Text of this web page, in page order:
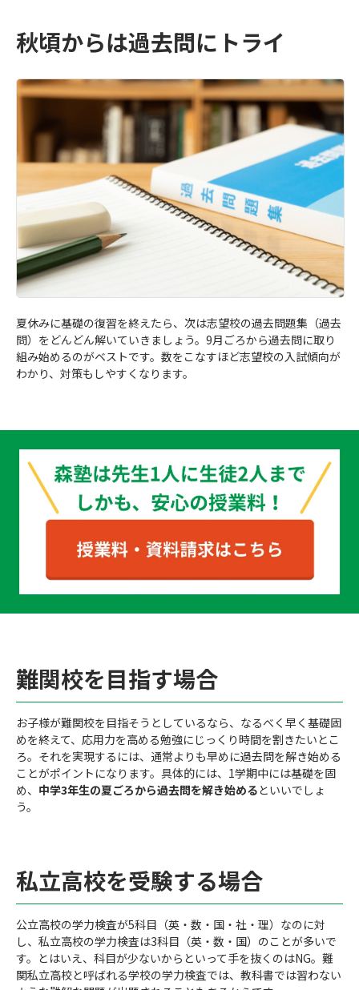
秋頃からは過去問にトライ
夏休みに基礎の復習を終えたら、次は志望校の過去問題集（過去
問）をどんどん解いていきましょう。9月ごろから過去問に取り
組み始めるのがベストです。数をこなすほど志望校の入試傾向が
わかり、対策もしやすくなります。
難関校を目指す場合
お子様が難関校を目指そうとしているなら、なるべく早く基礎固
めを終えて、応用力を高める勉強にじっくり時間を割きたいとこ
ろ。それを実現するには、通常よりも早めに過去問を解き始める
ことがポイントになります。具体的には、1学期中には基礎を固
め、 中学3年生の夏ごろから過去問を解き始めるといいでしょ
う。
私立高校を受験する場合
公立高校の学力検査が5科目（英・数・国・社・理）なのに対
し、私立高校の学力検査は3科目（英・数・国）のことが多いで
す。とはいえ、科目が少ないからといって手を抜くのはNG。難
関私立高校と呼ばれる学校の学力検査では、教科書では習わない